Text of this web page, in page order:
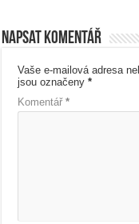
Napsat komentář
Vaše e-mailová adresa
jsou označeny*
Komentář*